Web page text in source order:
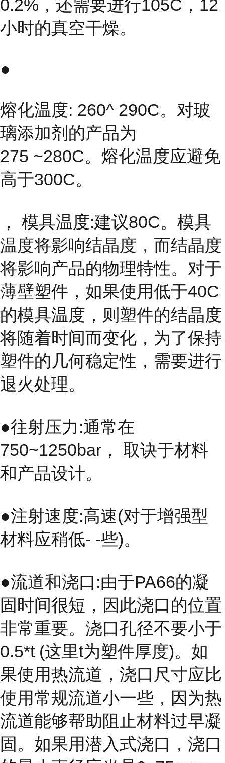
0.2%，还需要进行105C，12
小时的真空干燥。
●
熔化温度: 260^ 290C。对玻
璃添加剂的产品为
275 ~280C。熔化温度应避免
高于300C。
， 模具温度:建议80C。模具
温度将影响结晶度，而结晶度
将影响产品的物理特性。对于
薄壁塑件，如果使用低于40C
的模具温度，则塑件的结晶度
将随着时间而变化，为了保持
塑件的几何稳定性，需要进行
退火处理。
●往射压力:通常在
750~1250bar， 取诀于材料
和产品设计。
●注射速度:高速(对于增强型
材料应稍低- -些)。
●流道和浇口:由于PA66的凝
固时间很短，因此浇口的位置
非常重要。浇口孔径不要小于
0.5*t (这里t为塑件厚度)。如
果使用热流道，浇口尺寸应比
使用常规流道小一些，因为热
流道能够帮助阻止材料过早凝
固。如果用潜入式浇口，浇口